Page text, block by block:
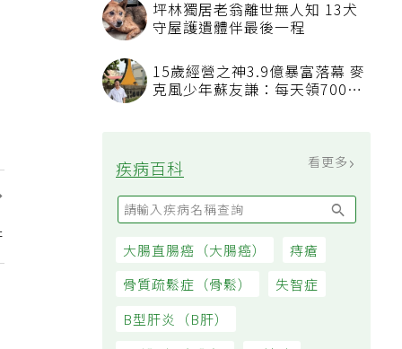
坪林獨居老翁離世無人知 13犬
守屋護遺體伴最後一程
15歲經營之神3.9億暴富落幕 麥
疾病百科